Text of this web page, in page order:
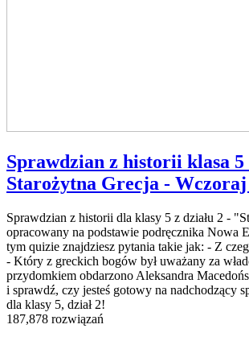
Sprawdzian z historii klasa 5
Starożytna Grecja -
Sprawdzian z historii dla klasy 5 z działu 2 -
opracowany na podstawie podręcznika Nowa
tym quizie znajdziesz pytania takie jak: - Z
- Który z greckich bogów był uważany za
przydomkiem obdarzono Aleksandra
i sprawdź, czy jesteś gotowy na nadchodzący
dla klasy 5, dział 2!
187,878 rozwiązań